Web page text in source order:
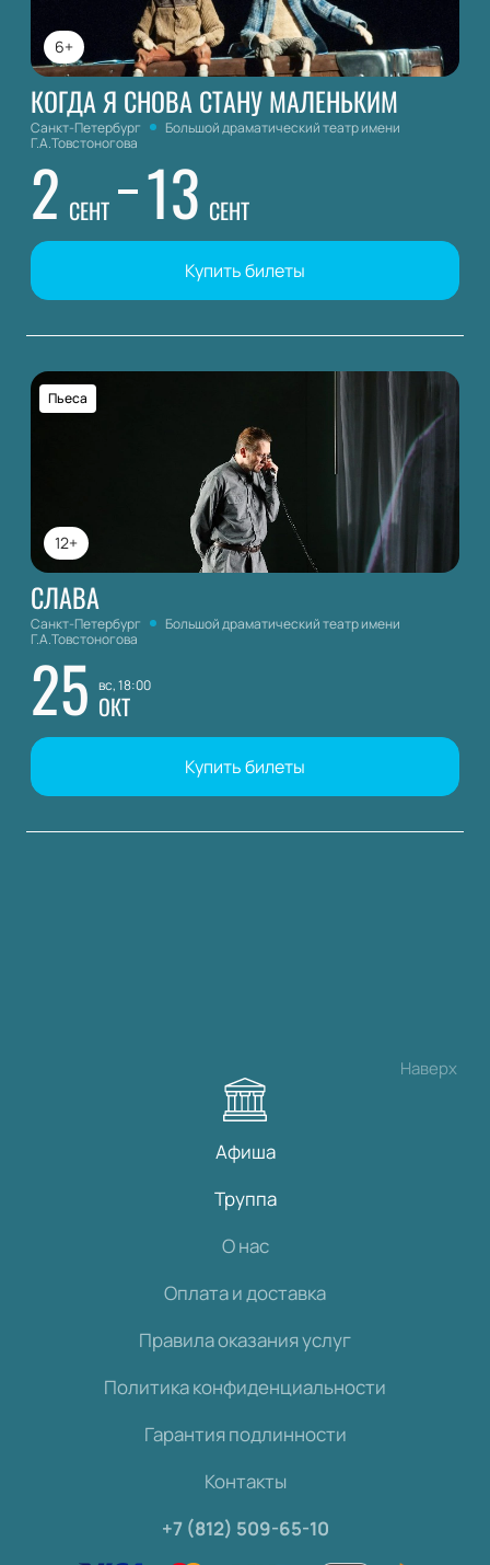
6+
КОГДА Я СНОВА СТАНУ МАЛЕНЬКИМ
Санкт-Петербург
Большой драматический театр имени
Г.А.Товстоногова
2 СЕНТ 13 СЕНТ
Купить билеты
12+
Пьеса
СЛАВА
Санкт-Петербург
Большой драматический театр имени
Г.А.Товстоногова
25 вс, 18:00
ОКТ
Купить билеты
Наверх
Афиша
Труппа
О нас
Оплата и доставка
Правила оказания услуг
Политика конфиденциальности
Гарантия подлинности
Контакты
+7 (812) 509-65-10